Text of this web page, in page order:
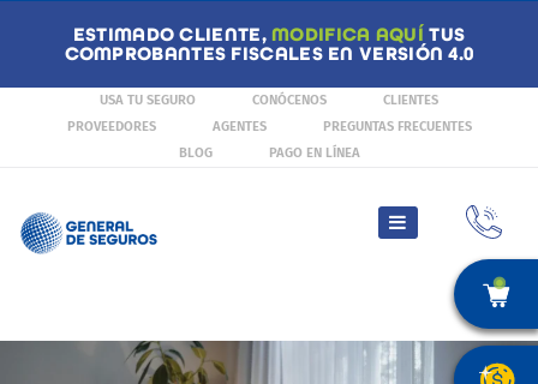
ESTIMADO CLIENTE, MODIFICA AQUÍ TUS
COMPROBANTES FISCALES EN VERSIÓN 4.0
USA TU SEGURO CONÓCENOS
CLIENTES
PROVEEDORES
AGENTES
PREGUNTAS FRECUENTES
BLOG
PAGO EN LÍNEA